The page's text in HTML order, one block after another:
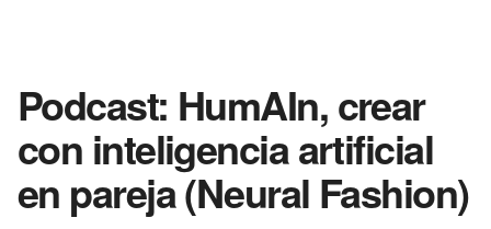
Podcast: HumAIn, crear
con inteligencia artificial
en pareja (Neural Fashion)